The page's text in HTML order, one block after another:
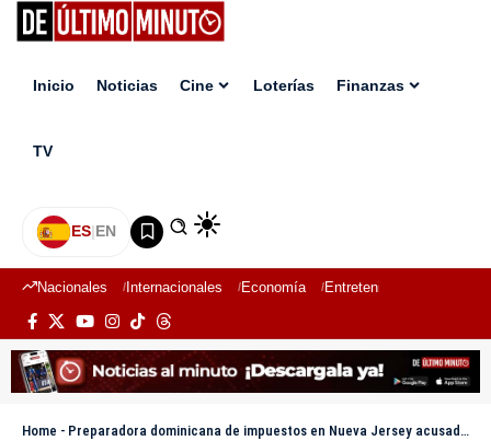
Inicio Noticias Cine Loterías Finanzas
TV
ES|EN
Nacionales Internacionales Economía Entretenimiento
Home - Preparadora dominicana de impuestos en Nueva Jersey acusada de 16 cargos por fraude